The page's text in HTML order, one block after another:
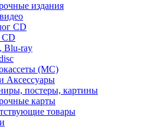
издания
CD
CD
Blu-ray
(MC)
Аксессуары
постеры, картины
карты
товары